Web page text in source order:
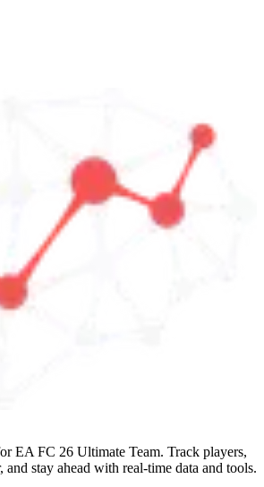
EA FC 26 Ultimate Team. Track players,
stay ahead with real-time data and tools.